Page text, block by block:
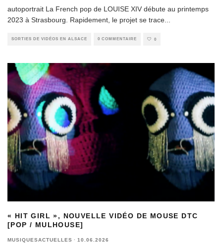
autoportrait La French pop de LOUISE XIV débute au printemps
2023 à Strasbourg. Rapidement, le projet se trace
SORTIES DE VIDÉOS EN ALSACE 0 COMMENTAIRE 0
« HIT GIRL », NOUVELLE VIDÉO DE MOUSE DTC
[POP / MULHOUSE]
MUSIQUESACTUELLES · 10.06.2026